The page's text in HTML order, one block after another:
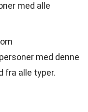
med alle
med denne
fra alle typer.